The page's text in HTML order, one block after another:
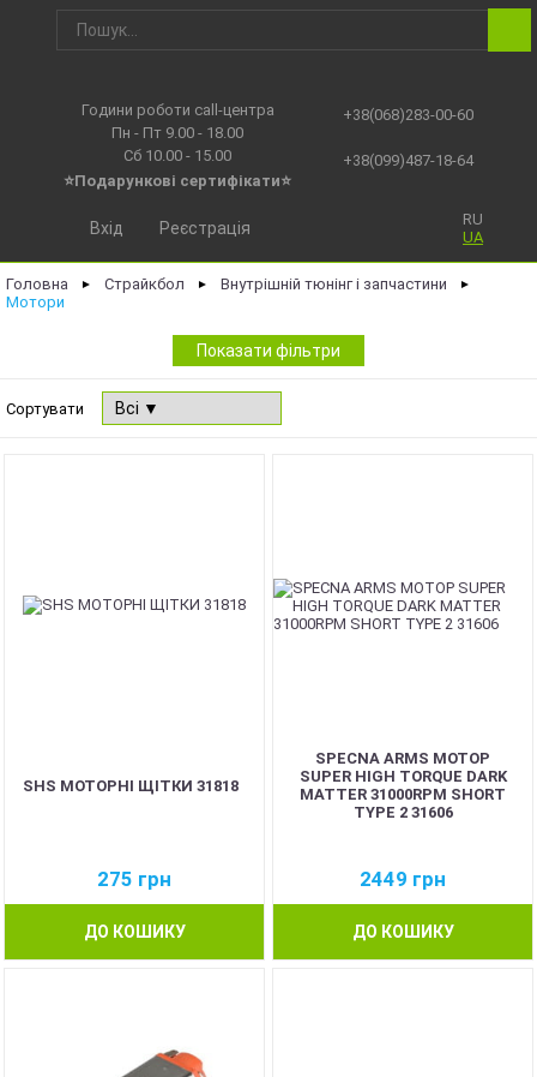
Години роботи call-центра
Пн - Пт 9.00 - 18.00
Сб 10.00 - 15.00
⭐Подарункові сертифікати⭐
+38(068)283-00-60
+38(099)487-18-64
RU
UA
Вхід Реєстрація
Головна ► Страйкбол ► Внутрішній тюнінг і запчастини ►
Мотори
Показати фільтри
Сортувати
SHS МОТОРНІ ЩІТКИ 31818
275 грн
ДО КОШИКУ
SPECNA ARMS МОТОР
SUPER HIGH TORQUE DARK
MATTER 31000RPM SHORT
TYPE 2 31606
2449 грн
ДО КОШИКУ